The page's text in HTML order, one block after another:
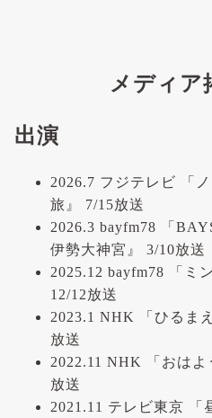
メディア
出演
2026.7 フジテレビ 「
旅』 7/15放送
2026.3 bayfm78 「
伊勢大神宮』 3/10放送
2025.12 bayfm78 「ミ
12/12放送
2023.1 NHK 「ひるま
放送
2022.11 NHK 「おは
放送
2021.11 テレビ東京 「